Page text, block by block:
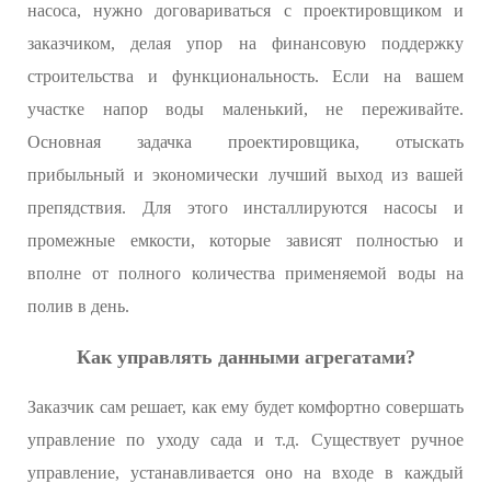
насоса, нужно договариваться с проектировщиком и
заказчиком, делая упор на финансовую поддержку
строительства и функциональность. Если на вашем
участке напор воды маленький, не переживайте.
Основная задачка проектировщика, отыскать
прибыльный и экономически лучший выход из вашей
препядствия. Для этого инсталлируются насосы и
промежные емкости, которые зависят полностью и
вполне от полного количества применяемой воды на
полив в день.
Как управлять данными агрегатами?
Заказчик сам решает, как ему будет комфортно совершать
управление по уходу сада и т.д. Существует ручное
управление, устанавливается оно на входе в каждый